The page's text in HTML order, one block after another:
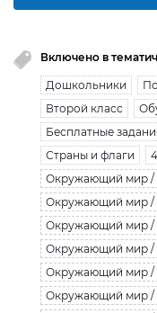
Включено в
Дошкольники
Второй класс
Бесплатные
Страны и флаги
Окружающий мир /
Окружающий мир /
Окружающий мир /
Окружающий мир /
Окружающий мир /
Окружающий мир /